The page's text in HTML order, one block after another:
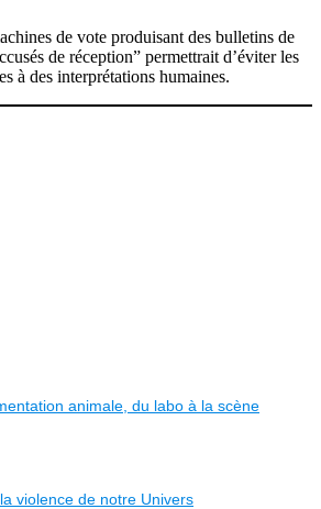
de vote produisant des bulletins de
de réception” permettrait d’éviter les
à des interprétations humaines.
animale, du labo à la scène
violence de notre Univers